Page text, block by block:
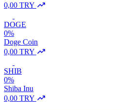
0,00 TRY
DOGE
0%
Doge Coin
0,00 TRY
SHIB
0%
Shiba Inu
0,00 TRY